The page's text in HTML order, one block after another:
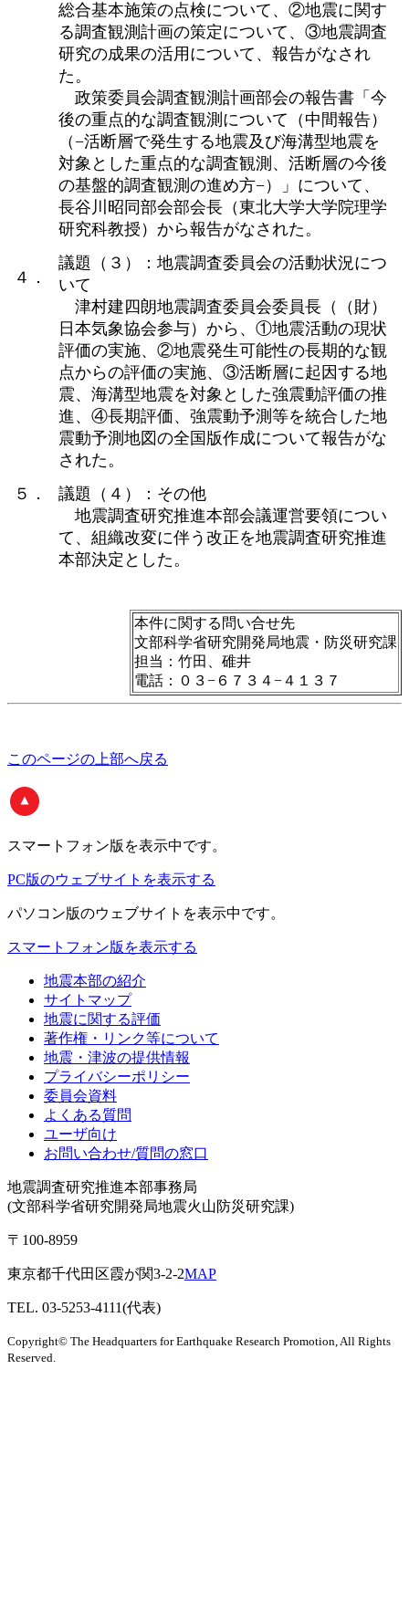
総合基本施策の点検について、②地震に関す
る調査観測計画の策定について、③地震調査
研究の成果の活用について、報告がなされ
た。
政策委員会調査観測計画部会の報告書「今
後の重点的な調査観測について（中間報告）
（−活断層で発生する地震及び海溝型地震を
対象とした重点的な調査観測、活断層の今後
の基盤的調査観測の進め方−）」について、
長谷川昭同部会部会長（東北大学大学院理学
研究科教授）から報告がなされた。
４．
議題（３）：地震調査委員会の活動状況につ
いて
津村建四朗地震調査委員会委員長（（財）
日本気象協会参与）から、①地震活動の現状
評価の実施、②地震発生可能性の長期的な観
点からの評価の実施、③活断層に起因する地
震、海溝型地震を対象とした強震動評価の推
進、④長期評価、強震動予測等を統合した地
震動予測地図の全国版作成について報告がな
された。
５．
議題（４）：その他
地震調査研究推進本部会議運営要領につい
て、組織改変に伴う改正を地震調査研究推進
本部決定とした。
本件に関する問い合せ先
文部科学省研究開発局地震・防災研究課
担当：竹田、碓井
電話：０３−６７３４−４１３７
このページの上部へ戻る
スマートフォン版 を表示中です。
PC版のウェブサイトを表示する
パソコン版のウェブサイトを表示中です。
スマートフォン版を表示する
地震本部の紹介
サイトマップ
地震に関する評価
著作権・リンク等について
地震・津波の提供情報
プライバシーポリシー
委員会資料
よくある質問
ユーザ向け
お問い合わせ/質問の窓口
地震調査研究推進本部事務局
(文部科学省研究開発局地震火山防災研究課)
〒100-8959
東京都千代田区霞が関3-2-2MAP
TEL. 03-5253-4111(代表)
Copyright© The Headquarters for Earthquake Research Promotion, All Rights
Reserved.